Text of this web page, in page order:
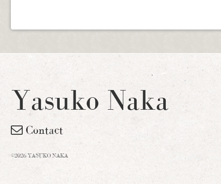
Yasuko Naka
Contact
©2026 YASUKO NAKA